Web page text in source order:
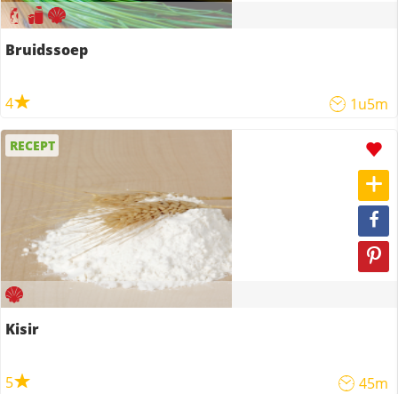
Bruidssoep
4 1u5m
RECEPT
Kisir
5 45m